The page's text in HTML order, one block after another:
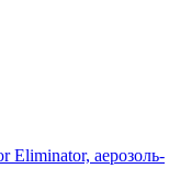
Eliminator, аерозоль-